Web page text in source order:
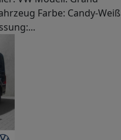
Farbe: Candy-Weiß